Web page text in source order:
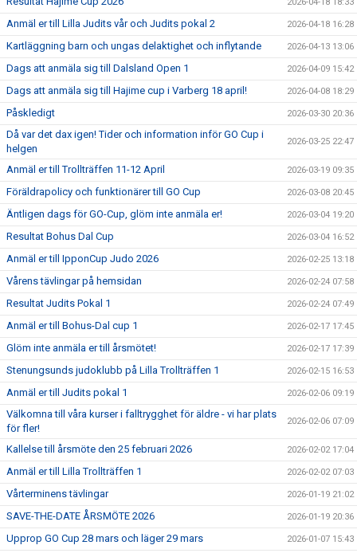
Anmäl er till Lilla Judits vår och Judits pokal 2 2026-04-18 16:28
Kartläggning barn och ungas delaktighet och inflytande 2026-04-13 13:06
Dags att anmäla sig till Dalsland Open 1 2026-04-09 15:42
Dags att anmäla sig till Hajime cup i Varberg 18 april! 2026-04-08 18:29
Påskledigt 2026-03-30 20:36
Då var det dax igen! Tider och information inför GO Cup i
helgen
2026-03-25 22:47
Anmäl er till Trollträffen 11-12 April 2026-03-19 09:35
Föräldrapolicy och funktionärer till GO Cup 2026-03-08 20:45
Äntligen dags för GO-Cup, glöm inte anmäla er! 2026-03-04 19:20
Resultat Bohus Dal Cup 2026-03-04 16:52
Anmäl er till IpponCup Judo 2026 2026-02-25 13:18
Vårens tävlingar på hemsidan 2026-02-24 07:58
Resultat Judits Pokal 1 2026-02-24 07:49
Anmäl er till Bohus-Dal cup 1 2026-02-17 17:45
Glöm inte anmäla er till årsmötet! 2026-02-17 17:39
Stenungsunds judoklubb på Lilla Trollträffen 1 2026-02-15 16:53
Anmäl er till Judits pokal 1 2026-02-06 09:19
Välkomna till våra kurser i falltrygghet för äldre - vi har plats
för fler!
2026-02-06 07:09
Kallelse till årsmöte den 25 februari 2026 2026-02-02 17:04
Anmäl er till Lilla Trollträffen 1 2026-02-02 07:03
Vårterminens tävlingar 2026-01-19 21:02
SAVE-THE-DATE ÅRSMÖTE 2026 2026-01-19 20:36
Upprop GO Cup 28 mars och läger 29 mars 2026-01-07 15:43